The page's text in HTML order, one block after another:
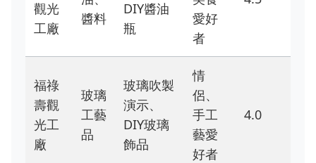
觀光
工廠
醬料
DIY醬油
瓶
愛好
者
福祿
壽觀
光工
廠
玻璃
工藝
品
玻璃吹製
演示、
DIY玻璃
飾品
情
侶、
手工
藝愛
好者
4.0